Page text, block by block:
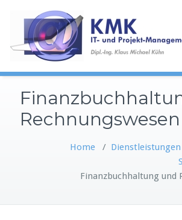
Rechnungswesen
Home / Dienstleistungen
Finanzbuchhaltung und